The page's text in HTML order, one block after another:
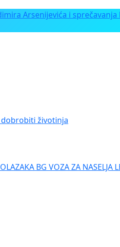
Arsenijevića i
životinja
BG VOZA ZA NASELJA